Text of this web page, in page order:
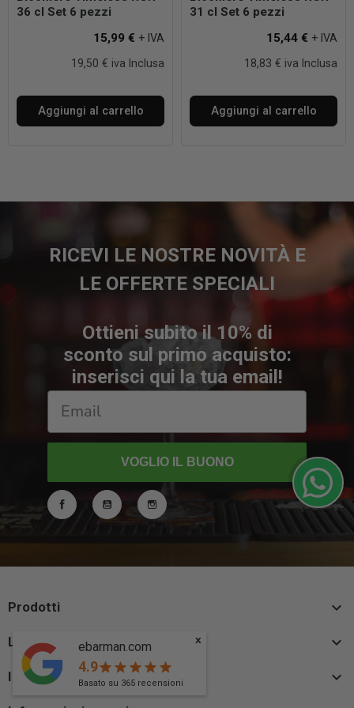
36 cl Set 6 pezzi
15,99 € + IVA
19,50 € iva Inclusa
Aggiungi al carrello
31 cl Set 6 pezzi
15,44 € + IVA
18,83 € iva Inclusa
Aggiungi al carrello
RICEVI LE NOSTRE NOVITÀ E
LE OFFERTE SPECIALI
Ottieni subito il 10% di
sconto sul primo acquisto:
inserisci qui la tua email!
VOGLIO IL BUONO
FacebookYouTubeInstagram
Prodotti 
La nostra azienda 
Il tuo account 
ebarman.com
4.9star star star star star
Basato su 365recensioni
x